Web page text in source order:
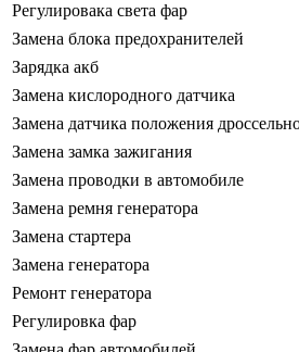
Регулировака света фар
Замена блока предохранителей
Зарядка акб
Замена кислородного датчика
Замена датчика положения
Замена замка зажигания
Замена проводки в автомобиле
Замена ремня генератора
Замена стартера
Замена генератора
Ремонт генератора
Регулировка фар